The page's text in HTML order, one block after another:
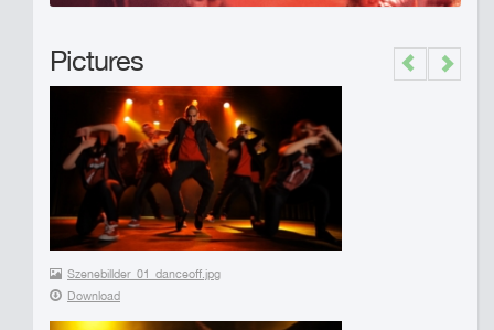
Pictures
Szenebillder_01_danceoff.jpg
Download
Previous
Next